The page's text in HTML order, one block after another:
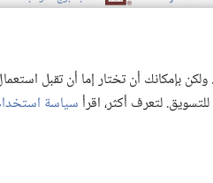
بإمكانك أن تختار إما أن تقبل
لتعرف أكثر، اقرأسياسة